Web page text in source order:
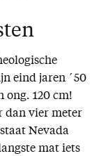
eind jaren ´50
ong. 120 cm!
dan vier meter
Nevada
mat iets